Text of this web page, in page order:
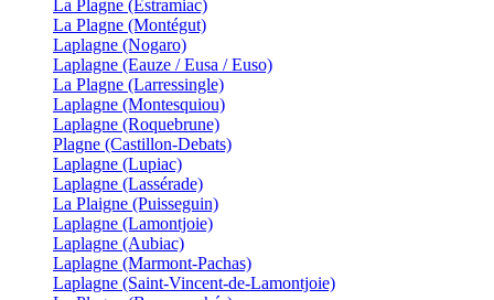
La Plagne (Estramiac)
La Plagne (Montégut)
Laplagne (Nogaro)
Laplagne (Eauze / Eusa / Euso)
La Plagne (Larressingle)
Laplagne (Montesquiou)
Laplagne (Roquebrune)
Plagne (Castillon-Debats)
Laplagne (Lupiac)
Laplagne (Lassérade)
La Plaigne (Puisseguin)
Laplagne (Lamontjoie)
Laplagne (Aubiac)
Laplagne (Marmont-Pachas)
Laplagne (Saint-Vincent-de-Lamontjoie)